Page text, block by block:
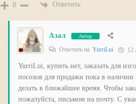
0 Ответить
Азал Автор
Ответить на YurriLui 12
YurriLui, купить нет, заказать для
посохов для продажи пока в наличии
делать в ближайшее время. Чтобы
пожалуйста, письмом на почту. С